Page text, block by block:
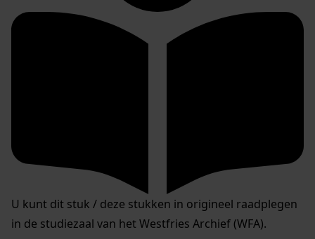
U kunt dit stuk / deze stukken in origineel raadplegen
in de studiezaal van het Westfries Archief (WFA).